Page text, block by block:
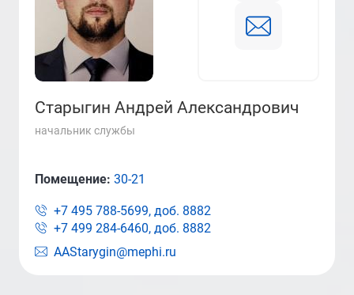
Старыгин Андрей Александрович
начальник службы
AAStarygin@mephi.ru
Помещение: 30-21
+7 495 788-5699, доб. 8882
+7 499 284-6460, доб. 8882